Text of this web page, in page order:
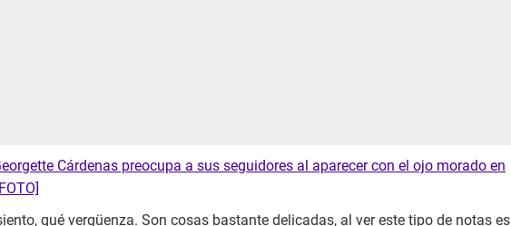
Cárdenas preocupa a sus seguidores al aparecer con el ojo morado en
qué vergüenza. Son cosas bastante delicadas, al ver este tipo de notas es